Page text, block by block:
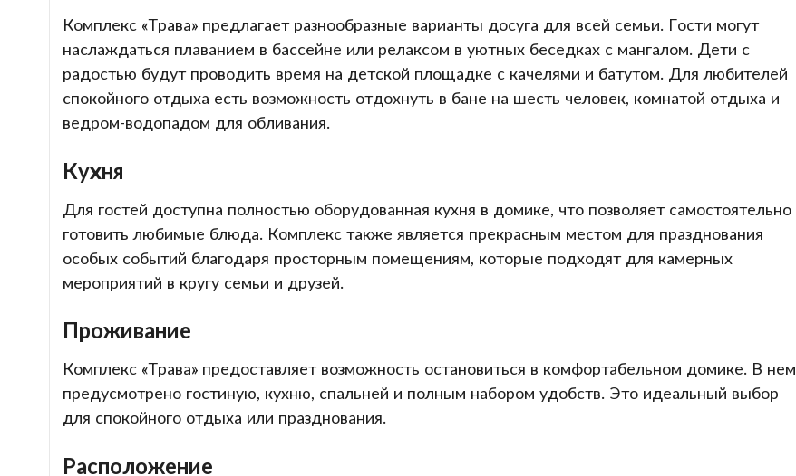
Комплекс «Трава» предлагает разнообразные варианты досуга для всей семьи. Гости могут
наслаждаться плаванием в бассейне или релаксом в уютных беседках с мангалом. Дети с
радостью будут проводить время на детской площадке с качелями и батутом. Для любителей
спокойного отдыха есть возможность отдохнуть в бане на шесть человек, комнатой отдыха и
ведром-водопадом для обливания.
Кухня
Для гостей доступна полностью оборудованная кухня в домике, что позволяет самостоятельно
готовить любимые блюда. Комплекс также является прекрасным местом для празднования
особых событий благодаря просторным помещениям, которые подходят для камерных
мероприятий в кругу семьи и друзей.
Проживание
Комплекс «Трава» предоставляет возможность остановиться в комфортабельном домике. В нем
предусмотрено гостиную, кухню, спальней и полным набором удобств. Это идеальный выбор
для спокойного отдыха или празднования.
Расположение